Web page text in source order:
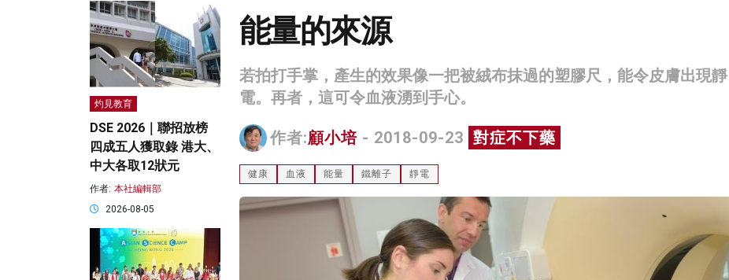
能量的來源
若拍打手掌，產生的效果像一把被絨布抹過的塑膠尺，能令皮膚出現靜
電。再者，這可令血液湧到手心。
作者:顧小培 - 2018-09-23 對症不下藥
健康 血液 能量 鐵離子 靜電
灼見教育
DSE 2026｜聯招放榜
四成五人獲取錄 港大、
中大各取12狀元
作者: 本社編輯部
2026-08-05